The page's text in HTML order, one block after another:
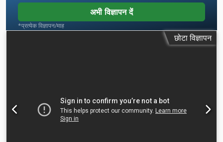
अभी विज्ञापन दें
*प्रत्येक विज्ञापन/माह
छोटा विज्ञापन